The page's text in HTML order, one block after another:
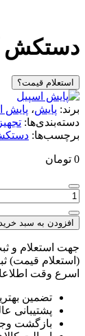
دستکش
استعلام قیمت؟
برند: پایش، پایش
دسته‌بندی‌ها:
برچسب‌ها:
0 تومان
تعداد:
کف
مواد
شیاری
افزودن به سبد خرید
جهت استعلام و
(استعلام قیمت)
اسرع وقت
تضمین
پشتیبانی عالی ۲۴ ساعته، ۷
بازگشت